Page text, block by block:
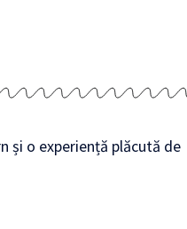
și o experiență plăcută de